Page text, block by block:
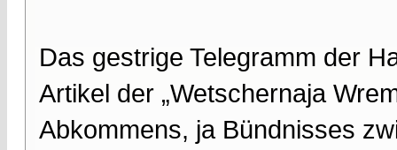
Das gestrige Telegramm der
Artikel der „Wetschernaja
Abkommens, ja Bündnisses